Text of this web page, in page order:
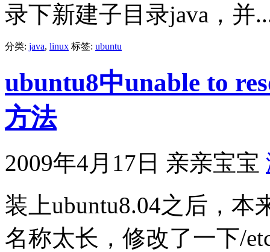
录下新建子目录java，并
分类: java, linux 标签: ubuntu
ubuntu8中unable to
方法
2009年4月17日 亲亲宝宝
装上ubuntu8.04之后，
名称太长，修改了一下/